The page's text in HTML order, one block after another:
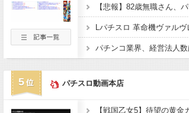
5 パチスロ動画本店
【戦国乙女5】待望の黄金